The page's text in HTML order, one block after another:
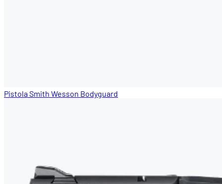
Pistola Smith Wesson Bodyguard